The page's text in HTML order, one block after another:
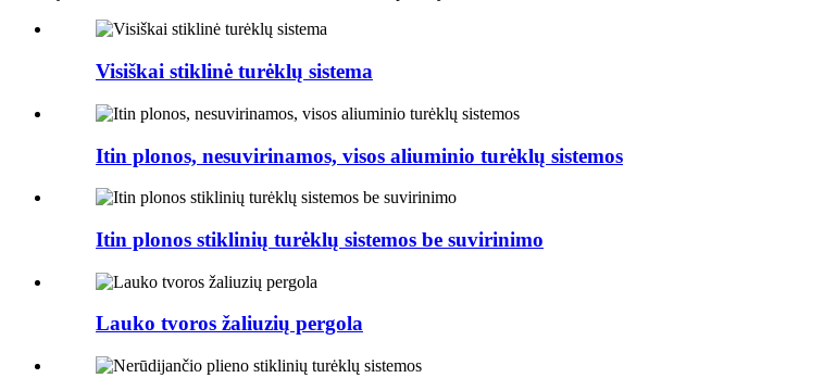
Visiškai stiklinė turėklų sistema
Itin plonos, nesuvirinamos, visos aliuminio turėklų sistemos
Itin plonos stiklinių turėklų sistemos be suvirinimo
Lauko tvoros žaliuzių pergola